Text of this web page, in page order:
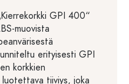
GPI 400“
muovista
erityisesti GPI
korkkien
tiiviys, joka